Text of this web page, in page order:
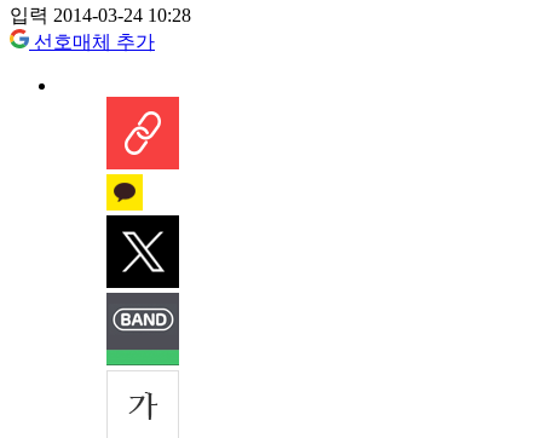
입력 2014-03-24 10:28
선호매체 추가